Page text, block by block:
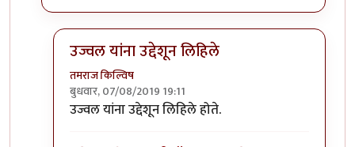
उज्वल यांना उद्देशून लिहिले
तमराज किल्विष
बुधवार, 07/08/2019 19:11
In reply toही गीता कोण ?by
उज्वल यांना उद्देशून लिहिले होते.